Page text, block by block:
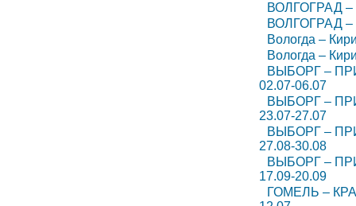
ВОЛГОГРАД
ВОЛГОГРАД
Вологда –
Вологда –
ВЫБОРГ –
02.07-06.07
ВЫБОРГ –
23.07-27.07
ВЫБОРГ –
27.08-30.08
ВЫБОРГ –
17.09-20.09
ГОМЕЛЬ –